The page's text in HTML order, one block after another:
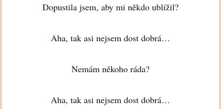
Dopustila jsem, aby mi někdo ublížil?
Aha, tak asi nejsem dost dobrá…
Nemám někoho ráda?
Aha, tak asi nejsem dost dobrá…